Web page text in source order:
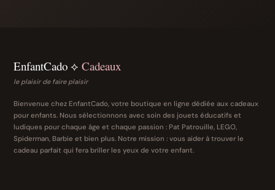
EnfantCado ⟡ Cadeaux
le plaisir de faire plaisir
Bienvenue chez EnfantCado, votre boutique en ligne dédiée aux cadeaux
pour enfants. Nous sélectionnons avec soin des jouets éducatifs et
ludiques pour chaque âge et chaque passion : Pat Patrouille, LEGO,
Spiderman, Barbie et bien plus. Notre mission : vous aider à trouver le
cadeau parfait qui fera briller les yeux de votre enfant.